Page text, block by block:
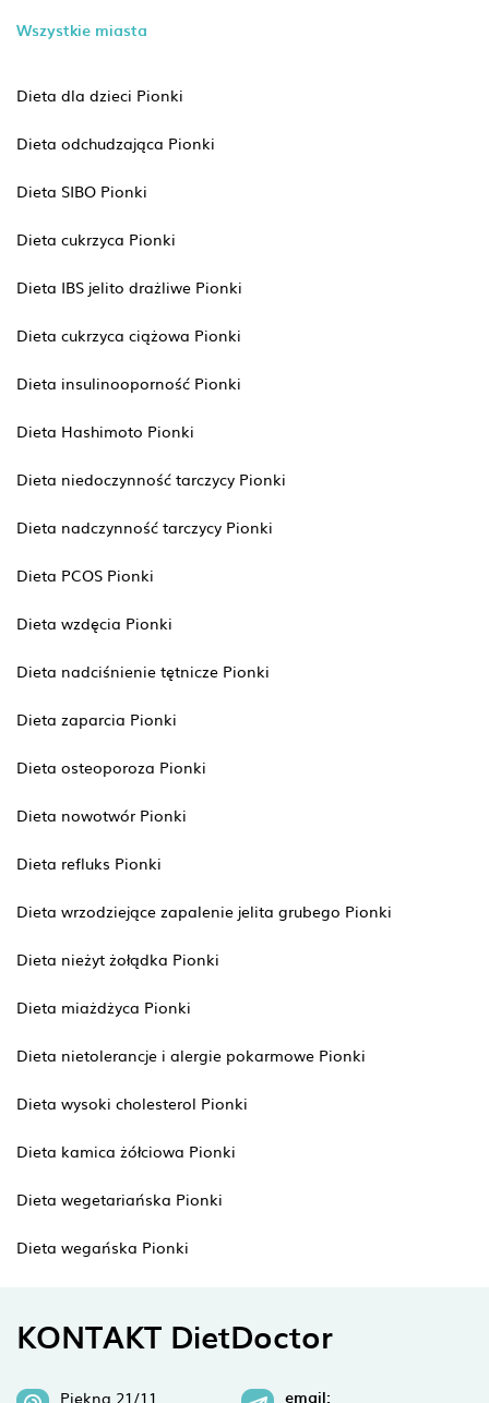
Wszystkie miasta
Dieta dla dzieci Pionki
Dieta odchudzająca Pionki
Dieta SIBO Pionki
Dieta cukrzyca Pionki
Dieta IBS jelito drażliwe Pionki
Dieta cukrzyca ciążowa Pionki
Dieta insulinooporność Pionki
Dieta Hashimoto Pionki
Dieta niedoczynność tarczycy Pionki
Dieta nadczynność tarczycy Pionki
Dieta PCOS Pionki
Dieta wzdęcia Pionki
Dieta nadciśnienie tętnicze Pionki
Dieta zaparcia Pionki
Dieta osteoporoza Pionki
Dieta nowotwór Pionki
Dieta refluks Pionki
Dieta wrzodziejące zapalenie jelita grubego Pionki
Dieta nieżyt żołądka Pionki
Dieta miażdżyca Pionki
Dieta nietolerancje i alergie pokarmowe Pionki
Dieta wysoki cholesterol Pionki
Dieta kamica żółciowa Pionki
Dieta wegetariańska Pionki
Dieta wegańska Pionki
KONTAKT DietDoctor
Piękna 21/11, email: